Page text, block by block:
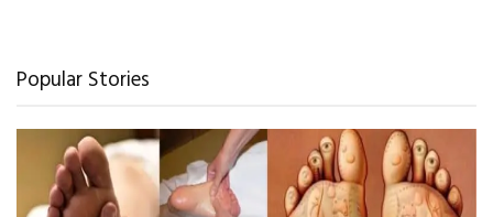
Popular Stories